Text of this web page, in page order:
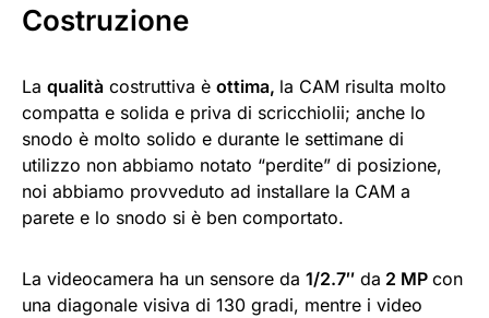
Costruzione
La qualità costruttiva è ottima, la CAM risulta molto
compatta e solida e priva di scricchiolii; anche lo
snodo è molto solido e durante le settimane di
utilizzo non abbiamo notato “perdite” di posizione,
noi abbiamo provveduto ad installare la CAM a
parete e lo snodo si è ben comportato.
La videocamera ha un sensore da 1/2.7″ da 2 MP con
una diagonale visiva di 130 gradi, mentre i video